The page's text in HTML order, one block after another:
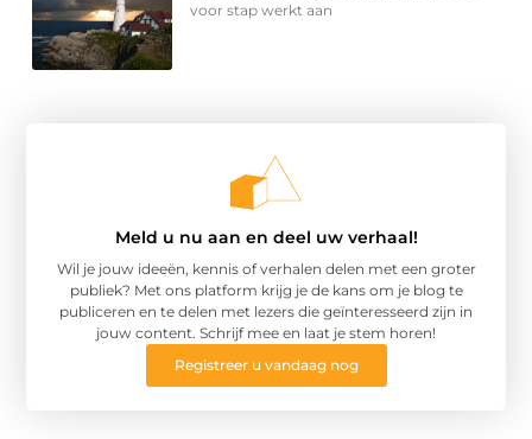
voor stap werkt aan
Meld u nu aan en deel uw verhaal!
Wil je jouw ideeën, kennis of verhalen delen met een groter
publiek? Met ons platform krijg je de kans om je blog te
publiceren en te delen met lezers die geïnteresseerd zijn in
jouw content. Schrijf mee en laat je stem horen!
Registreer u vandaag nog